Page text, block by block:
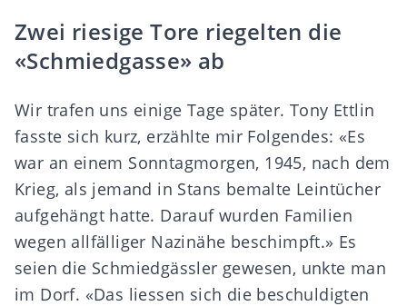
Zwei riesige Tore riegelten die
«Schmiedgasse» ab
Wir trafen uns einige Tage später. Tony Ettlin
fasste sich kurz, erzählte mir Folgendes: «Es
war an einem Sonntagmorgen, 1945, nach dem
Krieg, als jemand in Stans bemalte Leintücher
aufgehängt hatte. Darauf wurden Familien
wegen allfälliger Nazinähe beschimpft.» Es
seien die Schmiedgässler gewesen, unkte man
im Dorf. «Das liessen sich die beschuldigten